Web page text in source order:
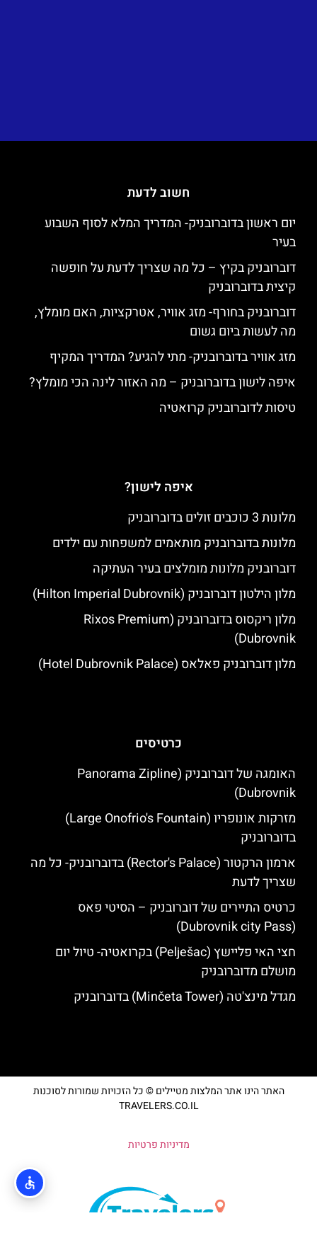
חשוב לדעת
יום ראשון בדוברובניק- המדריך המלא לסוף השבוע
בעיר
דוברובניק בקיץ – כל מה שצריך לדעת על חופשה
קיצית בדוברובניק
דוברובניק בחורף- מזג אוויר, אטרקציות, האם מומלץ,
מה לעשות ביום גשום
מזג אוויר בדוברובניק- מתי להגיע? המדריך המקיף
איפה לישון בדוברובניק – מה האזור לינה הכי מומלץ?
טיסות לדוברובניק קרואטיה
איפה לישון?
מלונות 3 כוכבים זולים בדוברובניק
מלונות בדוברובניק מותאמים למשפחות עם ילדים
דוברובניק מלונות מומלצים בעיר העתיקה
מלון הילטון דוברובניק (Hilton Imperial Dubrovnik)
מלון ריקסוס בדוברובניק (Rixos Premium
Dubrovnik)
מלון דוברובניק פאלאס (Hotel Dubrovnik Palace)
כרטיסים
האומגה של דוברובניק (Panorama Zipline
Dubrovnik)
מזרקות אונופריו (Large Onofrio's Fountain)
בדוברובניק
ארמון הרקטור (Rector's Palace) בדוברובניק- כל מה
שצריך לדעת
כרטיס התיירים של דוברובניק – הסיטי פאס
(Dubrovnik city Pass)
חצי האי פליישץ (Pelješac) בקרואטיה- טיול יום
מושלם מדוברובניק
מגדל מינצ'טה (Minčeta Tower) בדוברובניק
האתר הינו אתר המלצות מטיילים © כל הזכויות שמורות לסוכנות
TRAVELERS.CO.IL
מדיניות פרטיות